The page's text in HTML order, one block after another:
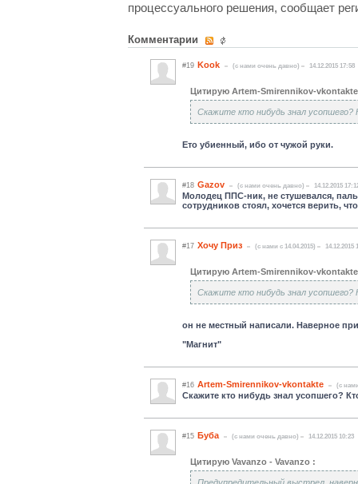
процессуального решения, сообщает
Комментарии
#19 Kook (c нами очень давно) 14.12.2015 17:58
Цитирую Artem-Smirennikov-
Скажите кто нибудь знал усопшего?
Ето убиенный, ибо от чужой руки.
#18 Gazov (c нами очень давно) 14.12.2015
Молодец ППС-ник, не стушевался,
сотрудников стоял, хочется верить,
#17 Хочу Приз (c нами с 14.04.2015) 14.12.2015
Цитирую Artem-Smirennikov-
Скажите кто нибудь знал усопшего?
он не местный написали. Наверное
"Магнит"
#16 Artem-Smirennikov-vkontakte (c
Скажите кто нибудь знал усопшего?
#15 Буба (c нами очень давно) 14.12.2015 10:23
Цитирую Vavanzo - Vavanzo :